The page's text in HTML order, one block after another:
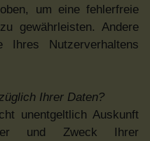
um eine fehlerfreie
gewährleisten. Andere
Ihres Nutzerverhaltens
Ihrer Daten?
unentgeltlich Auskunft
und Zweck Ihrer